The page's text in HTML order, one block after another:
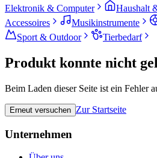
Elektronik & Computer
Haushalt
Accessoires
Musikinstrumente
Sport & Outdoor
Tierbedarf
Produkt konnte nicht
Beim Laden dieser Seite ist ein Fehler
Erneut versuchen Zur Startseite
Unternehmen